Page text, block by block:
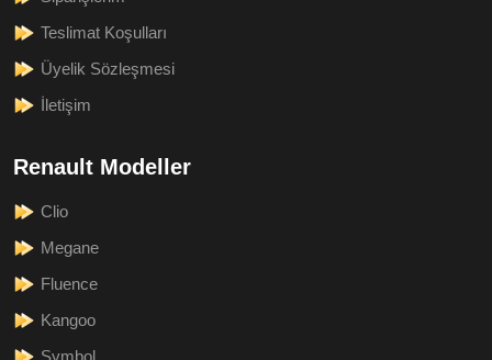
Teslimat Koşulları
Üyelik Sözleşmesi
İletişim
Renault Modeller
Clio
Megane
Fluence
Kangoo